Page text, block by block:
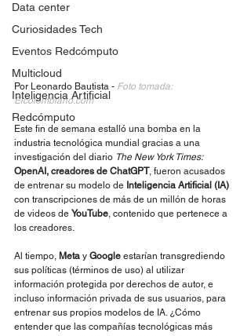
Data center
Curiosidades Tech
Eventos Redcómputo
Multicloud
Inteligencia Artificial
Redcómputo
Por Leonardo Bautista - Foto tomada:
Elcolombiano.com
Este fin de semana estalló una bomba en la
industria tecnológica mundial gracias a una
investigación del diario The New York Times:
OpenAI, creadores de ChatGPT, fueron acusados
de entrenar su modelo de Inteligencia Artificial (IA)
con transcripciones de más de un millón de horas
de videos de YouTube, contenido que pertenece a
los creadores.
Al tiempo, Meta y Google estarían transgrediendo
sus políticas (términos de uso) al utilizar
información protegida por derechos de autor, e
incluso información privada de sus usuarios, para
entrenar sus propios modelos de IA. ¿Cómo
entender que las compañías tecnológicas más